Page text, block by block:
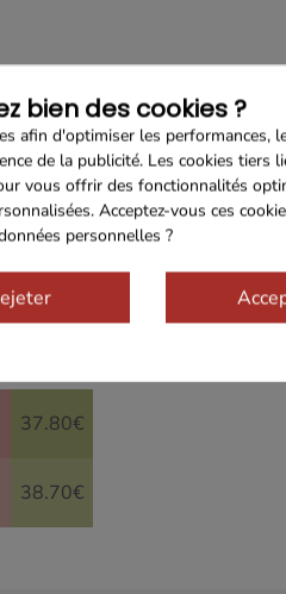
37.80€
38.70€
bien des cookies ?
afin d'optimiser les performances,
de la publicité. Les cookies tiers
vous offrir des fonctionnalités
Acceptez-vous ces
personnelles ?